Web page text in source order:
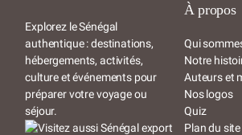
Explorez le Sénégal
authentique : destinations,
hébergements, activités,
culture et événements pour
préparer votre voyage ou
séjour.
À propos
Qui
Notre
Auteurs et
Nos logos
Quiz
Plan du site